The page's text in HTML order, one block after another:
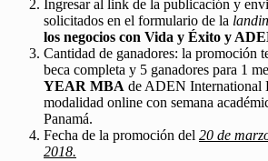
Ingresar al link de la publicación y
solicitados en el formulario de la
los negocios con Vida y Éxito y
Cantidad de ganadores: la promoción
beca completa y 5 ganadores para 1
YEAR MBA de ADEN International
modalidad online con semana
Panamá.
Fecha de la promoción del 20 de
2018.